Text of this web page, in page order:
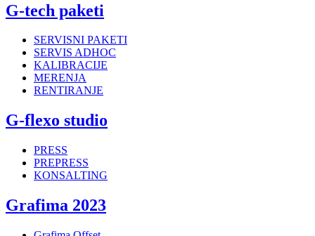
G-tech paketi
SERVISNI PAKETI
SERVIS ADHOC
KALIBRACIJE
MERENJA
RENTIRANJE
G-flexo studio
PRESS
PREPRESS
KONSALTING
Grafima 2023